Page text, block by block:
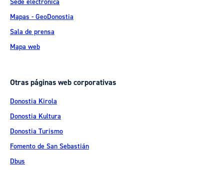
Mapas - GeoDonostia
Sala de prensa
Mapa web
Otras páginas web corporativas
Donostia Kirola
Donostia Kultura
Donostia Turismo
Fomento de San Sebastián
Dbus